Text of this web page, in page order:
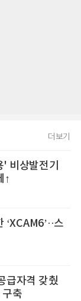
더보기
비상발전기
↑
스
급자격 갖췄
축